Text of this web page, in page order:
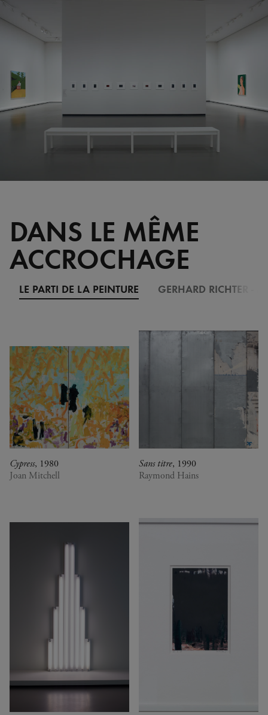
DANS LE MÊME
ACCROCHAGE
LE PARTI DE LA PEINTURE GERHARD RICHTER -
Cypress, 1980
Joan Mitchell
Sans titre, 1990
Raymond Hains